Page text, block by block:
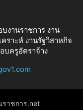
งานราชการ งาน
ราะห์ งานรัฐวิสาหกิจ
บครูอัตราจ้าง
าชการ.net